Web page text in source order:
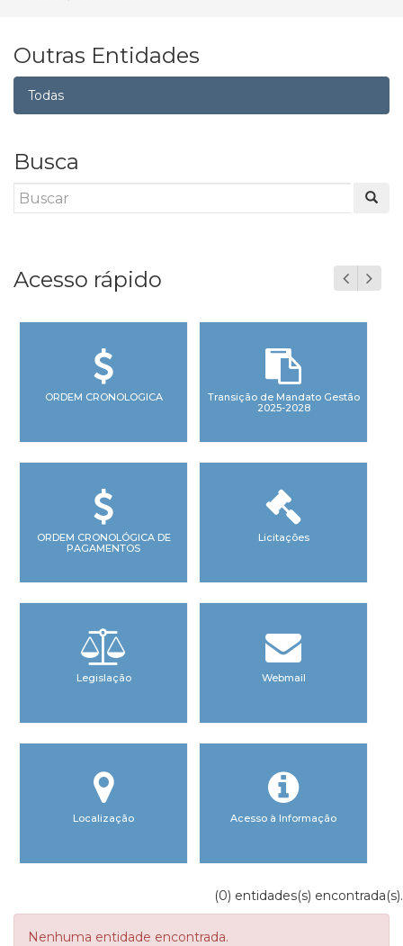
Outras Entidades
Todas
Busca
Acesso rápido
ORDEM CRONOLOGICA
Transição de Mandato Gestão
2025-2028
ORDEM CRONOLÓGICA DE
PAGAMENTOS
Licitações
Legislação Webmail
Localização Acesso à Informação
(0) entidades(s) encontrada(s).
Nenhuma entidade encontrada.